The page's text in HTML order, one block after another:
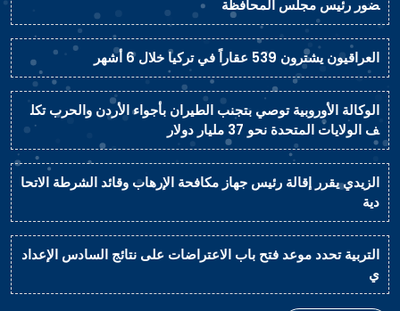
ضور رئيس مجلس المحافظة
العراقيون يشترون 539 عقاراً في تركيا خلال 6 أشهر
الوكالة الأوروبية توصي بتجنب الطيران بأجواء الأردن والحرب تكل
ف الولايات المتحدة نحو 37 مليار دولار
الزيدي يقرر إقالة رئيس جهاز مكافحة الإرهاب وقائد الشرطة الاتحا
دية
التربية تحدد موعد فتح باب الاعتراضات على نتائج السادس الإعداد
ي